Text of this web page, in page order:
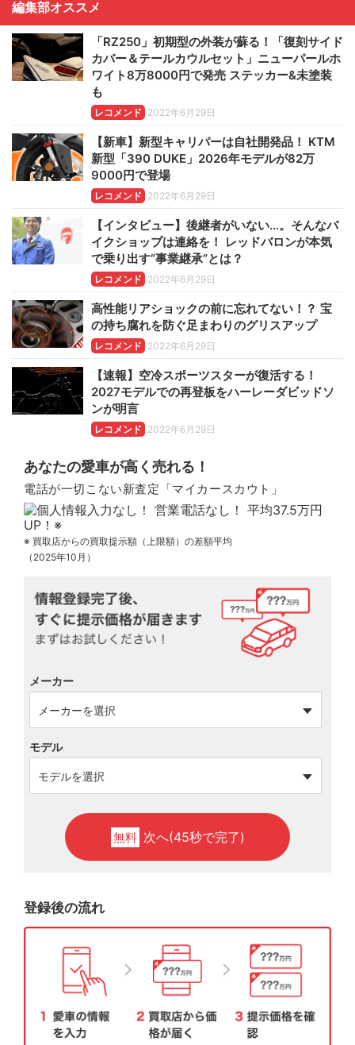
編集部オススメ
「RZ250」初期型の外装が蘇る！「復刻サイド
カバー＆テールカウルセット」ニューパールホ
ワイト8万8000円で発売 ステッカー&未塗装
も
レコメンド 2022年6月29日
【新車】新型キャリパーは自社開発品！ KTM
新型「390 DUKE」2026年モデルが82万
9000円で登場
レコメンド 2022年6月29日
【インタビュー】後継者がいない…。そんなバ
イクショップは連絡を！ レッドバロンが本気
で乗り出す“事業継承”とは？
レコメンド 2022年6月29日
高性能リアショックの前に忘れてない！？ 宝
の持ち腐れを防ぐ足まわりのグリスアップ
レコメンド 2022年6月29日
【速報】空冷スポーツスターが復活する！
2027モデルでの再登板をハーレーダビッドソ
ンが明言
レコメンド 2022年6月29日
あなたの愛車が高く売れる！
電話が一切こない新査定「マイカースカウト」
※ 買取店からの買取提示額（上限額）の差額平均
（2025年10月）
メーカー
モデル
無料 次へ(45秒で完了)
登録後の流れ